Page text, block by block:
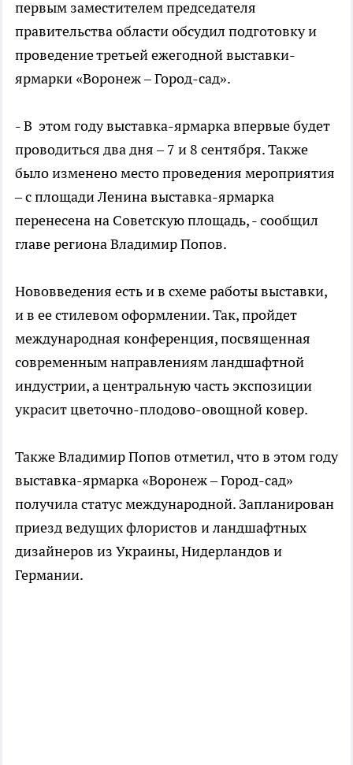
первым заместителем председателя
правительства области обсудил подготовку и
проведение третьей ежегодной выставки-
ярмарки «Воронеж – Город-сад».
- В этом году выставка-ярмарка впервые будет
проводиться два дня – 7 и 8 сентября. Также
было изменено место проведения мероприятия
– с площади Ленина выставка-ярмарка
перенесена на Советскую площадь, - сообщил
главе региона Владимир Попов.
Нововведения есть и в схеме работы выставки,
и в ее стилевом оформлении. Так, пройдет
международная конференция, посвященная
современным направлениям ландшафтной
индустрии, а центральную часть экспозиции
украсит цветочно-плодово-овощной ковер.
Также Владимир Попов отметил, что в этом году
выставка-ярмарка «Воронеж – Город-сад»
получила статус международной. Запланирован
приезд ведущих флористов и ландшафтных
дизайнеров из Украины, Нидерландов и
Германии.